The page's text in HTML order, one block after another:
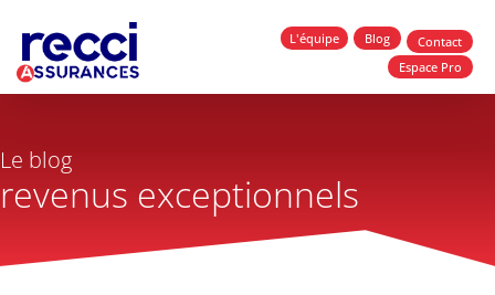
L'équipe Blog
Contact
Espace Pro
Le blog
revenus exceptionnels